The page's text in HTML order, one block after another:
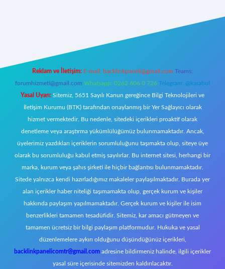
Reklam ve İletişim: E-mail: backlinkpaneli@gmail.com Teams:
forumhizmeti@gmail.com Whatsapp: 0262 606 0 726 Telegram: @karabul
Yasal Uyarı: Sitemiz, 5651 Sayılı Kanun gereğince Bilgi Teknolojileri ve
İletişim Kurumu (BTK) tarafından onaylanmış bir Yer Sağlayıcı olarak
hizmet vermektedir. Bu nedenle, sitedeki içerikleri proaktif olarak
denetleme veya araştırma yükümlülüğümüz bulunmamaktadır. Ancak,
üyelerimiz yazdıkları içeriklerin sorumluluğunu taşımakta olup, siteye üye
olarak bu sorumluluğu kabul etmiş sayılırlar. Bu internet sitesi, herhangi bir
marka, kurum veya şahıs şirketi ile hiçbir bağlantısı bulunmamaktadır.
Sitede yalnızca kendi hazırladığımız makaleler paylaşılmaktadır. Burada yer
alan içerikler haber niteliği taşımamakta olup, gerçek kurum ve kişiler
hakkında paylaşım yapılmamaktadır. Gerçek kurum ve kişiler ile isim
benzerlikleri tamamen tesadüfidir. Sitemiz, kar amacı gütmeyen ve
tamamen ücretsiz bir bilgi paylaşım platformudur. Hukuka ve yasal
düzenlemelere aykırı olduğunu düşündüğünüz içerikleri,
backlinkpanelicomtr@gmail.com adresine bildirmeniz halinde, ilgili içerikler
yasal süre içerisinde sitemizden kaldırılacaktır.